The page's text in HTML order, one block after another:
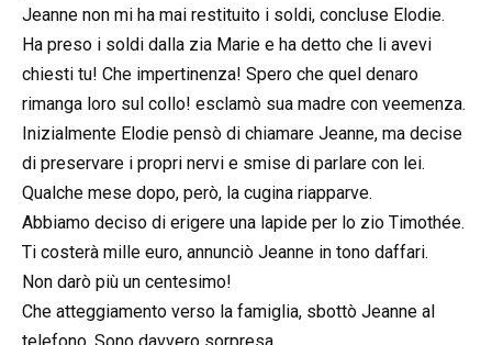
Jeanne non mi ha mai restituito i soldi, concluse Elodie.
Ha preso i soldi dalla zia Marie e ha detto che li avevi
chiesti tu! Che impertinenza! Spero che quel denaro
rimanga loro sul collo! esclamò sua madre con veemenza.
Inizialmente Elodie pensò di chiamare Jeanne, ma decise
di preservare i propri nervi e smise di parlare con lei.
Qualche mese dopo, però, la cugina riapparve.
Abbiamo deciso di erigere una lapide per lo zio Timothée.
Ti costerà mille euro, annunciò Jeanne in tono daffari.
Non darò più un centesimo!
Che atteggiamento verso la famiglia, sbottò Jeanne al